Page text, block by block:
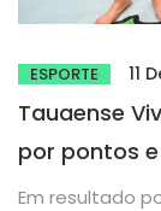
ESPORTE 11
Tauaense
por pontos
Em resultado